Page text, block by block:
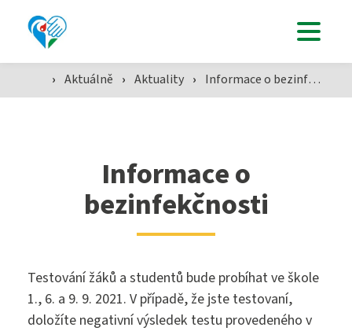
Uchazeči
Studenti
SZŠ
› Aktuálně › Aktuality › Informace o bezinfekčnosti
Informace o
bezinfekčnosti
Testování žáků a studentů bude probíhat ve škole
1., 6. a 9. 9. 2021. V případě, že jste testovaní,
doložíte negativní výsledek testu provedeného v